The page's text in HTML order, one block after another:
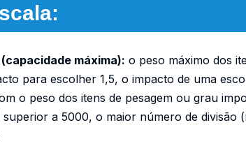
máxima): o peso máximo dos
para escolher 1,5, o impacto de uma
o peso dos itens de pesagem ou grau
superior a 5000, o maior número de divisão